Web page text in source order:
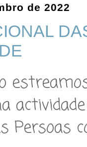
de 2022
Persoas